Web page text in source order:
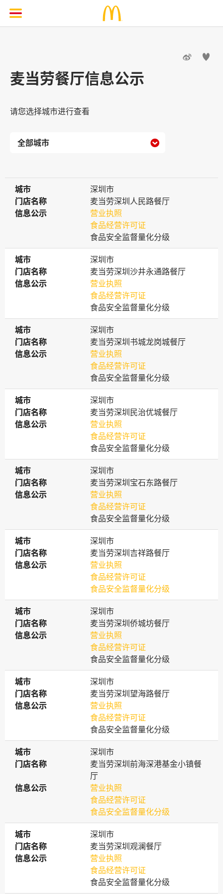
 
麦当劳餐厅信息公示
请您选择城市进行查看

城市
城市
深圳市
门店名称
门店名称
麦当劳深圳人民路餐厅
信息公示
信息公示
营业执照
食品经营许可证
食品安全监督量化分级
城市
城市
深圳市
门店名称
门店名称
麦当劳深圳沙井永通路餐厅
信息公示
信息公示
营业执照
食品经营许可证
食品安全监督量化分级
城市
城市
深圳市
门店名称
门店名称
麦当劳深圳书城龙岗城餐厅
信息公示
信息公示
营业执照
食品经营许可证
食品安全监督量化分级
城市
城市
深圳市
门店名称
门店名称
麦当劳深圳民治优城餐厅
信息公示
信息公示
营业执照
食品经营许可证
食品安全监督量化分级
城市
城市
深圳市
门店名称
门店名称
麦当劳深圳宝石东路餐厅
信息公示
信息公示
营业执照
食品经营许可证
食品安全监督量化分级
城市
城市
深圳市
门店名称
门店名称
麦当劳深圳吉祥路餐厅
信息公示
信息公示
营业执照
食品经营许可证
食品安全监督量化分级
城市
城市
深圳市
门店名称
门店名称
麦当劳深圳侨城坊餐厅
信息公示
信息公示
营业执照
食品经营许可证
食品安全监督量化分级
城市
城市
深圳市
门店名称
门店名称
麦当劳深圳望海路餐厅
信息公示
信息公示
营业执照
食品经营许可证
食品安全监督量化分级
城市
城市
深圳市
门店名称
门店名称
麦当劳深圳前海深港基金小镇餐
厅
信息公示
信息公示
营业执照
食品经营许可证
食品安全监督量化分级
城市
城市
深圳市
门店名称
门店名称
麦当劳深圳观澜餐厅
信息公示
信息公示
营业执照
食品经营许可证
食品安全监督量化分级